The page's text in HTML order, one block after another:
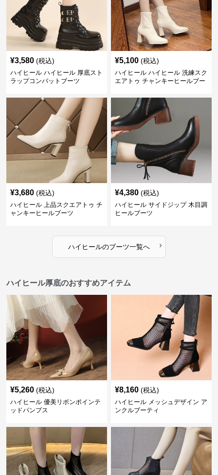
¥3,580 (税込)
ハイヒール ハイヒール 厚底スト
ラップコンバットブーツ
¥5,100 (税込)
ハイヒール ハイヒール 洗練スク
エアトゥ チャンキーヒールブー
¥3,680 (税込)
ハイヒール 上品スクエアトゥ チ
ャンキーヒールブーツ
¥4,380 (税込)
ハイヒール サイドジップ 木目調
ヒールブーツ
ハイヒールのブーツ一覧へ ›
ハイヒール厚底のおすすめアイテム
¥5,260 (税込)
ハイヒール 優美リボンポインテ
ッドパンプス
¥8,160 (税込)
ハイヒール メッシュデザイン ア
ンクルブーティ